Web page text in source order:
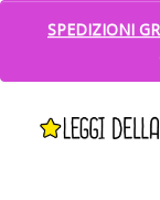
SPEDIZIONI